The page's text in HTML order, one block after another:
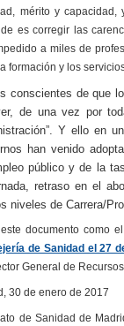
mérito y
es corregir las
a miles de
formación y los
conscientes de que
de una vez por
Y ello en
han venido
público y de la
retraso en el
niveles de Carrera/
este documento como
de Sanidad el 27
General de
30 de enero de 2017
de Sanidad de